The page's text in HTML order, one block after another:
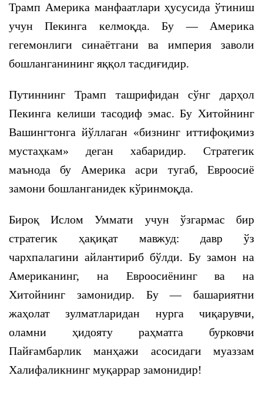
Трамп Америка манфаатлари ҳусусида ўтиниш
учун Пекинга келмоқда. Бу — Америка
гегемонлиги синаётгани ва империя заволи
бошланганининг яққол тасдиғидир.
Путиннинг Трамп ташрифидан сўнг дарҳол
Пекинга келиши тасодиф эмас. Бу Хитойнинг
Вашингтонга йўллаган «бизнинг иттифоқимиз
мустаҳкам» деган хабаридир. Стратегик
маънода бу Америка асри тугаб, Евроосиё
замони бошланганидек кўринмоқда.
Бироқ Ислом Уммати учун ўзгармас бир
стратегик ҳақиқат мавжуд: давр ўз
чархпалагини айлантириб бўлди. Бу замон на
Американинг, на Евроосиёнинг ва на
Хитойнинг замонидир. Бу — башариятни
жаҳолат зулматларидан нурга чиқарувчи,
оламни ҳидояту раҳматга бурковчи
Пайғамбарлик манҳажи асосидаги муаззам
Халифаликнинг муқаррар замонидир!